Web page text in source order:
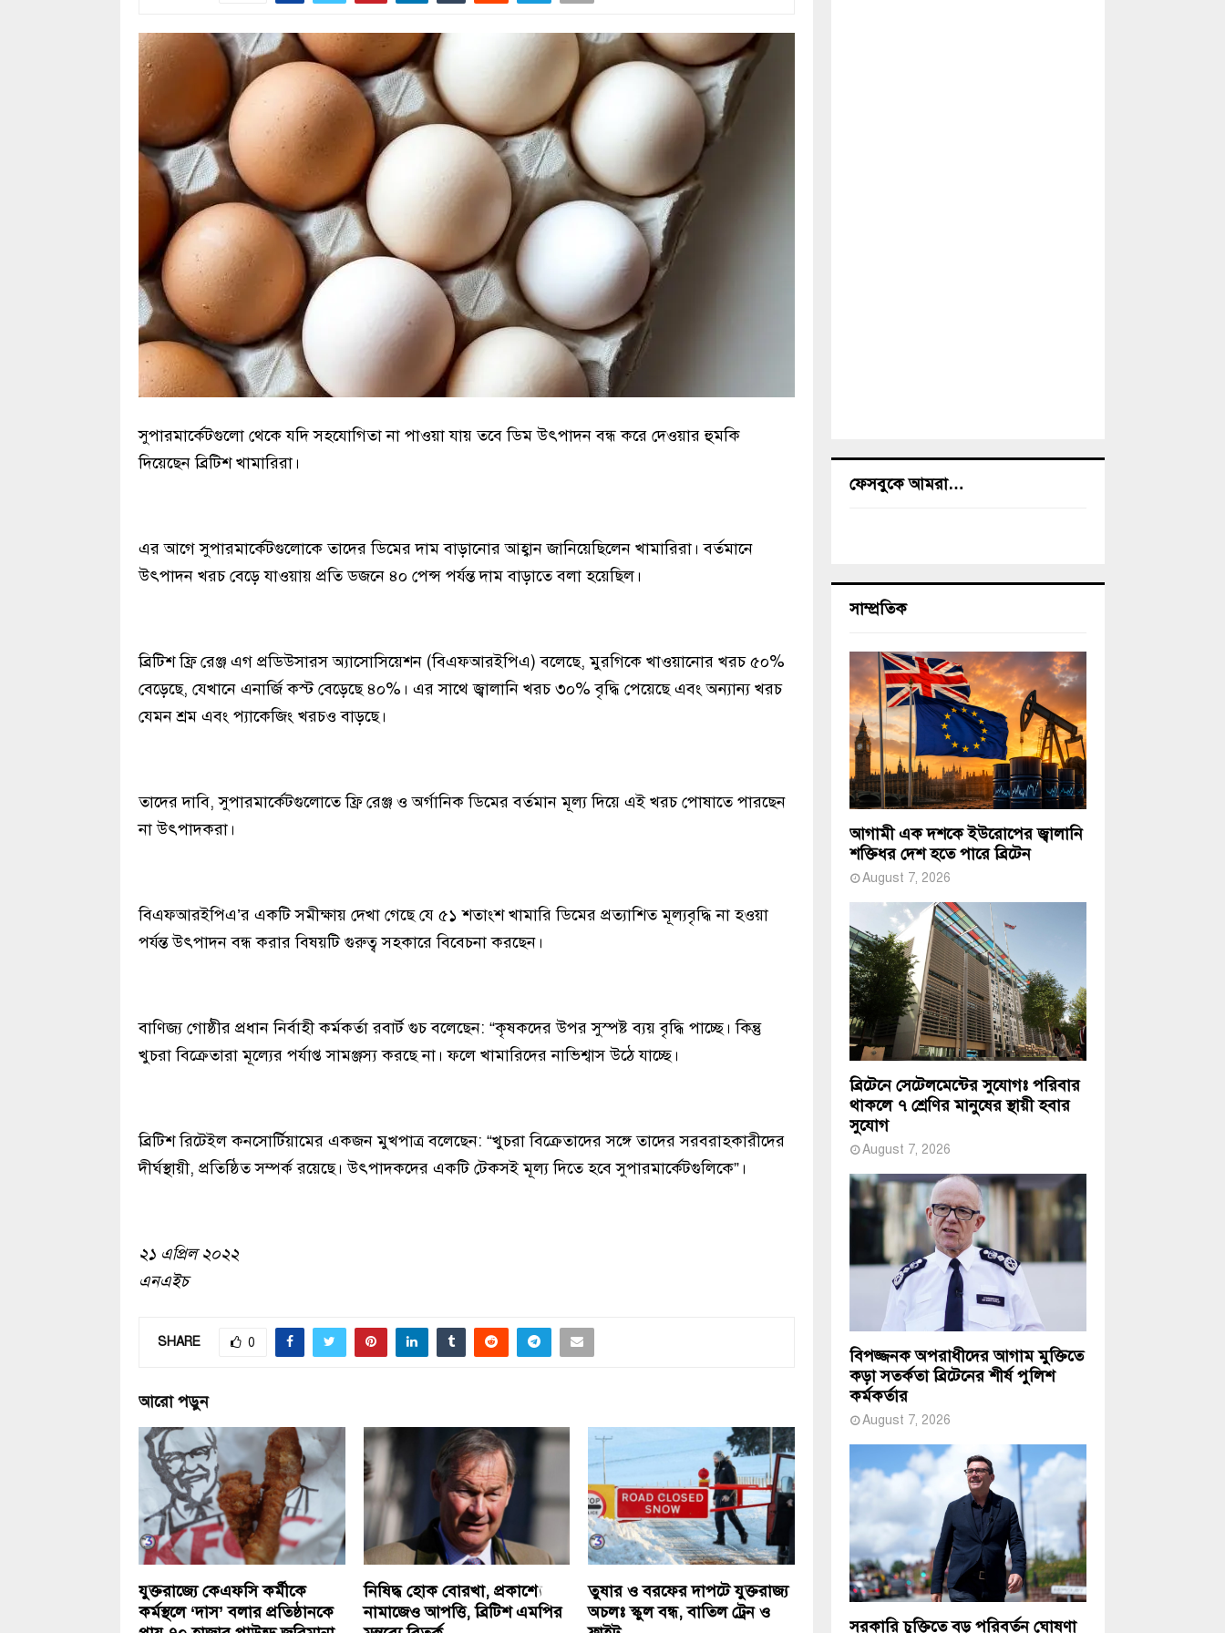
সুপারমার্কেটগুলো থেকে যদি সহযোগিতা না পাওয়া যায় তবে ডিম উৎপাদন বন্ধ করে দেওয়ার হুমকি
দিয়েছেন ব্রিটিশ খামারিরা।
এর আগে সুপারমার্কেটগুলোকে তাদের ডিমের দাম বাড়ানোর আহ্বান জানিয়েছিলেন খামারিরা। বর্তমানে
উৎপাদন খরচ বেড়ে যাওয়ায় প্রতি ডজনে ৪০ পেন্স পর্যন্ত দাম বাড়াতে বলা হয়েছিল।
ব্রিটিশ ফ্রি রেঞ্জ এগ প্রডিউসারস অ্যাসোসিয়েশন (বিএফআরইপিএ) বলেছে, মুরগিকে খাওয়ানোর খরচ ৫০%
বেড়েছে, যেখানে এনার্জি কস্ট বেড়েছে ৪০%। এর সাথে জ্বালানি খরচ ৩০% বৃদ্ধি পেয়েছে এবং অন্যান্য খরচ
যেমন শ্রম এবং প্যাকেজিং খরচও বাড়ছে।
তাদের দাবি, সুপারমার্কেটগুলোতে ফ্রি রেঞ্জ ও অর্গানিক ডিমের বর্তমান মূল্য দিয়ে এই খরচ পোষাতে পারছেন
না উৎপাদকরা।
বিএফআরইপিএ’র একটি সমীক্ষায় দেখা গেছে যে ৫১ শতাংশ খামারি ডিমের প্রত্যাশিত মূল্যবৃদ্ধি না হওয়া
পর্যন্ত উৎপাদন বন্ধ করার বিষয়টি গুরুত্ব সহকারে বিবেচনা করছেন।
বাণিজ্য গোষ্ঠীর প্রধান নির্বাহী কর্মকর্তা রবার্ট গুচ বলেছেন: “কৃষকদের উপর সুস্পষ্ট ব্যয় বৃদ্ধি পাচ্ছে। কিন্তু
খুচরা বিক্রেতারা মূল্যের পর্যাপ্ত সামঞ্জস্য করছে না। ফলে খামারিদের নাভিশ্বাস উঠে যাচ্ছে।
ব্রিটিশ রিটেইল কনসোর্টিয়ামের একজন মুখপাত্র বলেছেন: “খুচরা বিক্রেতাদের সঙ্গে তাদের সরবরাহকারীদের
দীর্ঘস্থায়ী, প্রতিষ্ঠিত সম্পর্ক রয়েছে। উৎপাদকদের একটি টেকসই মূল্য দিতে হবে সুপারমার্কেটগুলিকে”।
২১ এপ্রিল ২০২২
এনএইচ
SHARE 0
আরো পড়ুন
যুক্তরাজ্যে কেএফসি কর্মীকে
কর্মস্থলে ‘দাস’ বলার প্রতিষ্ঠানকে
নিষিদ্ধ হোক বোরখা, প্রকাশ্যে
নামাজেও আপত্তি, ব্রিটিশ এমপির
তুষার ও বরফের দাপটে যুক্তরাজ্য
অচলঃ স্কুল বন্ধ, বাতিল ট্রেন ও
ফেসবুকে আমরা…
সাম্প্রতিক
আগামী এক দশকে ইউরোপের জ্বালানি
শক্তিধর দেশ হতে পারে ব্রিটেন
August 7, 2026
ব্রিটেনে সেটেলমেন্টের সুযোগঃ পরিবার
থাকলে ৭ শ্রেণির মানুষের স্থায়ী হবার
সুযোগ
August 7, 2026
বিপজ্জনক অপরাধীদের আগাম মুক্তিতে
কড়া সতর্কতা ব্রিটেনের শীর্ষ পুলিশ
কর্মকর্তার
August 7, 2026
সরকারি চুক্তিতে বড় পরিবর্তন ঘোষণা